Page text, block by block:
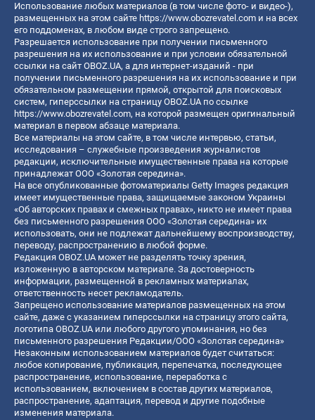
Использование любых материалов (в том числе фото- и видео-),
размещенных на этом сайте https://www.obozrevatel.com и на всех
его поддоменах, в любом виде строго запрещено.
Разрешается использование при получении письменного
разрешения на их использование и при условии обязательной
ссылки на сайт OBOZ.UA, а для интернет-изданий - при
получении письменного разрешения на их использование и при
обязательном размещении прямой, открытой для поисковых
систем, гиперссылки на страницу OBOZ.UA по ссылке
https://www.obozrevatel.com, на которой размещен оригинальный
материал в первом абзаце материала.
Все материалы на этом сайте, в том числе интервью, статьи,
исследования – служебные произведения журналистов
редакции, исключительные имущественные права на которые
принадлежат ООО «Золотая середина».
На все опубликованные фотоматериалы Getty Images редакция
имеет имущественные права, защищаемые законом Украины
«Об авторских правах и смежных правах», никто не имеет права
без письменного разрешения ООО «Золотая середина» их
использовать, они не подлежат дальнейшему воспроизводству,
переводу, распространению в любой форме.
Редакция OBOZ.UA может не разделять точку зрения,
изложенную в авторском материале. За достоверность
информации, размещенной в рекламных материалах,
ответственность несет рекламодатель.
Запрещено использование материалов размещенных на этом
сайте, даже с указанием гиперссылки на страницу этого сайта,
логотипа OBOZ.UA или любого другого упоминания, но без
письменного разрешения Редакции/ООО «Золотая середина»
Незаконным использованием материалов будет считаться:
любое копирование, публикация, перепечатка, последующее
распространение, использование, переработка с
использованием, включением в состав других материалов,
распространение, адаптация, перевод и другие подобные
изменения материала.